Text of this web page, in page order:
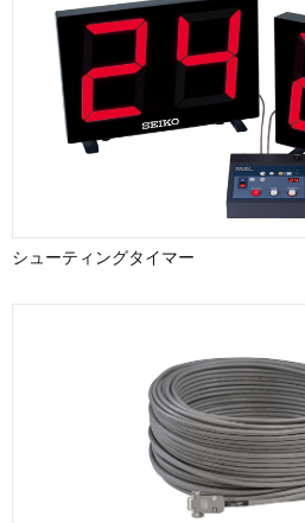
シューティングタイマー